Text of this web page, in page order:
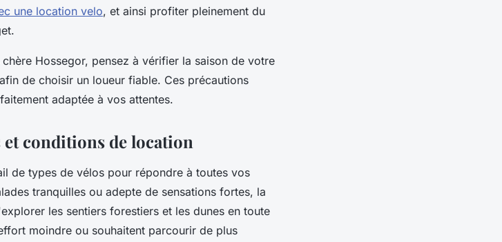
une location velo, et ainsi profiter pleinement du
Hossegor, pensez à vérifier la saison de votre
de choisir un loueur fiable. Ces précautions
adaptée à vos attentes.
et conditions de location
de types de vélos pour répondre à toutes vos
tranquilles ou adepte de sensations fortes, la
les sentiers forestiers et les dunes en toute
moindre ou souhaitent parcourir de plus